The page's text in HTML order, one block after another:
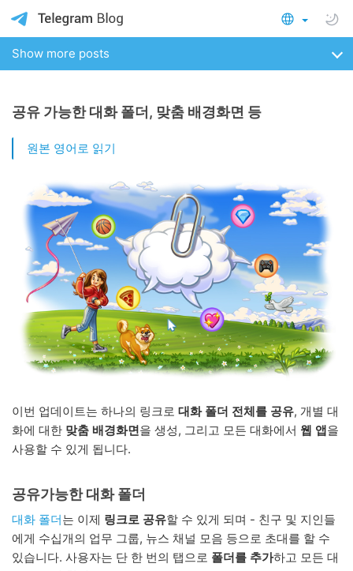
Show more posts
공유 가능한 대화 폴더, 맞춤 배경화면 등
원본 영어로 읽기
이번 업데이트는 하나의 링크로 대화 폴더 전체를 공유, 개별 대
화에 대한 맞춤 배경화면을 생성, 그리고 모든 대화에서 웹 앱을
사용할 수 있게 됩니다.
공유가능한 대화 폴더
대화 폴더는 이제 링크로 공유할 수 있게 되며 - 친구 및 지인들
에게 수십개의 업무 그룹, 뉴스 채널 모음 등으로 초대를 할 수
있습니다. 사용자는 단 한 번의 탭으로 폴더를 추가하고 모든 대